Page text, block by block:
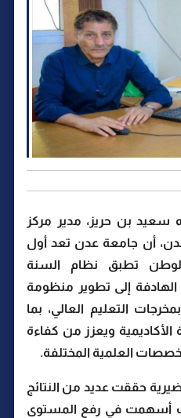
سعيد بن حريز، مدير مركز
أن جامعة عدن تعد أول
تطبق نظام السنة
الهادفة إلى تطوير منظومة
التعليم العالي، بما
ويعزز من كفاءة
العلمية المختلفة.
حققت عديد من النتائج
أسهمت في رفع المستوى